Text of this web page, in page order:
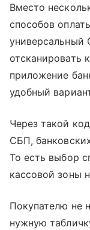
Вместо
способов
универсальный
отсканировать
приложение
удобный
Через такой
СБП,
То есть выбор
кассовой зоны
Покупателю не
нужную